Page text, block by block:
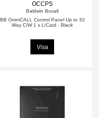
OCCPS
Baldwin Boxall
BB OmniCALL Control Panel Up to 32
Way C/W 1 x L/Card - Black
Visa